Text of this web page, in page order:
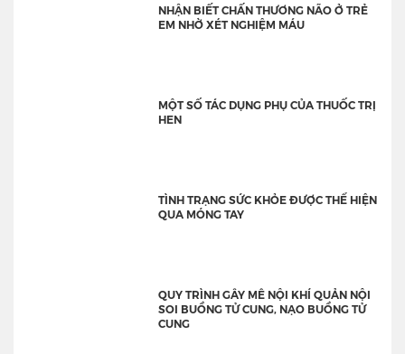
NHẬN BIẾT CHẤN THƯƠNG NÃO Ở TRẺ
EM NHỜ XÉT NGHIỆM MÁU
MỘT SỐ TÁC DỤNG PHỤ CỦA THUỐC TRỊ
HEN
TÌNH TRẠNG SỨC KHỎE ĐƯỢC THỂ HIỆN
QUA MÓNG TAY
QUY TRÌNH GÂY MÊ NỘI KHÍ QUẢN NỘI
SOI BUỒNG TỬ CUNG, NẠO BUỒNG TỬ
CUNG